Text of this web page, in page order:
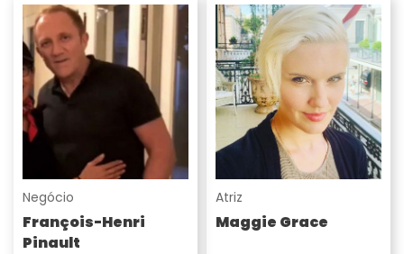
Negócio
François-Henri
Pinault
Atriz
Maggie Grace